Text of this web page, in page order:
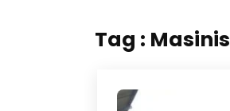
Tag : Masinis